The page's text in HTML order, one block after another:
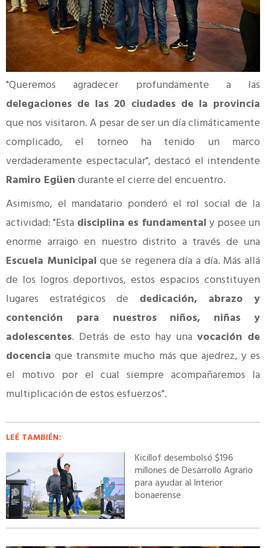
"Queremos agradecer profundamente a las
delegaciones de las 20 ciudades de la provincia
que nos visitaron. A pesar de ser un día climáticamente
complicado, el torneo ha tenido un marco
verdaderamente espectacular", destacó el intendente
Ramiro Egüendurante el cierre del encuentro.
Asimismo, el mandatario ponderó el rol social de la
actividad: "Esta disciplina es fundamentaly posee un
enorme arraigo en nuestro distrito a través de una
Escuela Municipal que se regenera día a día. Más allá
de los logros deportivos, estos espacios constituyen
lugares estratégicos de dedicación, abrazo y
contención para nuestros niños, niñas y
adolescentes. Detrás de esto hay una vocación de
docencia que transmite mucho más que ajedrez, y es
el motivo por el cual siempre acompañaremos la
multiplicación de estos esfuerzos".
LEÉ TAMBIÉN:
Kicillof desembolsó $196
millones de Desarrollo Agrario
para ayudar al Interior
bonaerense